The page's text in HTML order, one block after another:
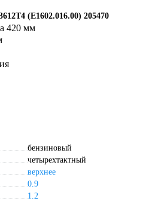
(E1602.016.00) 205470
420 мм
бензиновый
четырехтактный
верхнее
0.9
1.2